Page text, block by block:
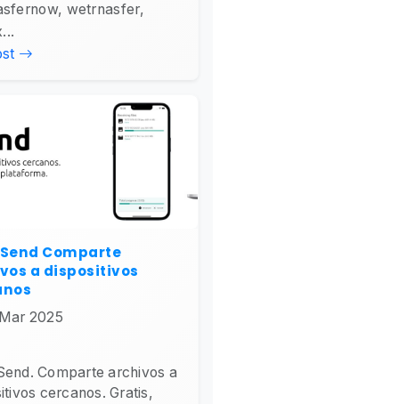
wetrnasfer,
Comparte
a dispositivos
2025
Comparte archivos a
cercanos. Gratis,